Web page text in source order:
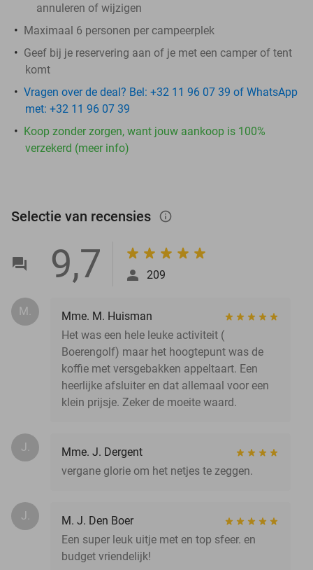
annuleren of wijzigen
Maximaal 6 personen per campeerplek
Geef bij je reservering aan of je met een camper of tent
komt
Vragen over de deal? Bel: +32 11 96 07 39 of WhatsApp
met: +32 11 96 07 39
Koop zonder zorgen, want jouw aankoop is 100%
verzekerd (meer info)
Selectie van recensies info_outlined
9,7 209
M.
Mme. M. Huisman
Het was een hele leuke activiteit (
Boerengolf) maar het hoogtepunt was de
koffie met versgebakken appeltaart. Een
heerlijke afsluiter en dat allemaal voor een
klein prijsje. Zeker de moeite waard.
J.
Mme. J. Dergent
vergane glorie om het netjes te zeggen.
J.
M. J. Den Boer
Een super leuk uitje met en top sfeer. en
budget vriendelijk!